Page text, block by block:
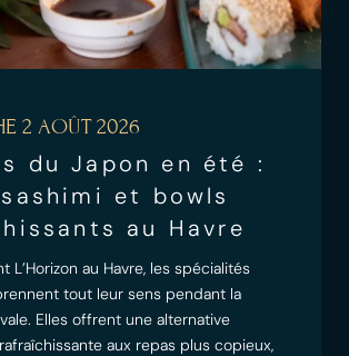
2 AOÛT 2026
du Japon en été :
et bowls
au Havre
L’Horizon au Havre, les spécialités
tout leur sens pendant la
Elles offrent une alternative
aux repas plus copieux,